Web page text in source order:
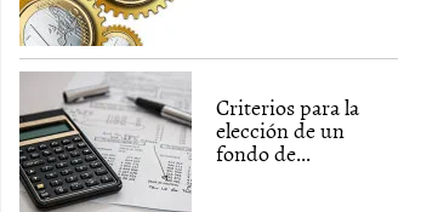
Criterios para la
elección de un
fondo de...